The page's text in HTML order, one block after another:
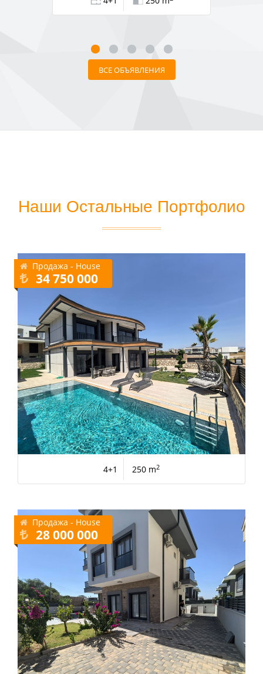
ВСЕ ОБЪЯВЛЕНИЯ
Наши Остальные Портфолио
Продажа - House
34 750 000
4+1 250 m2
Продажа - House
28 000 000